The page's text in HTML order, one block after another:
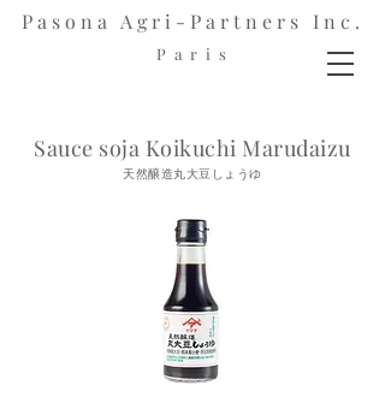
Pasona Agri-Partners Inc.
P a r i s
Sauce soja Koikuchi Marudaizu
天然醸造丸大豆しょうゆ